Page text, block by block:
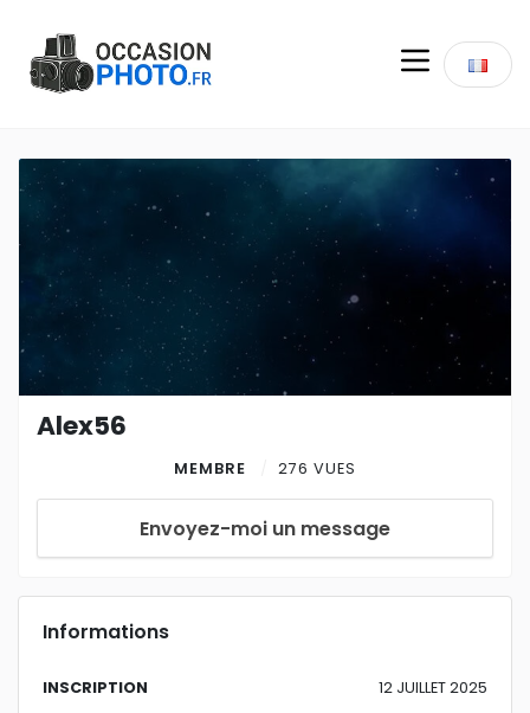
Alex56
MEMBRE 276 VUES
Envoyez-moi un message
Informations
INSCRIPTION 12 JUILLET 2025